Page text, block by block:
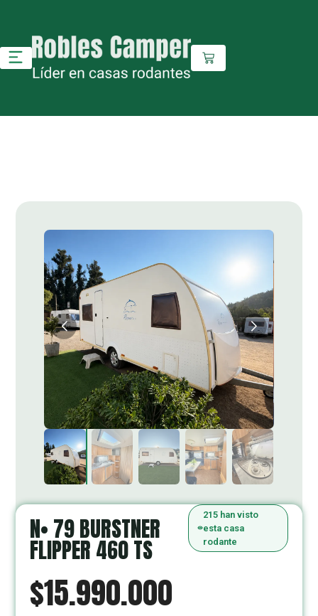
N• 79 BURSTNER
FLIPPER 460 TS
215 han visto
esta casa
rodante
$15.990.000